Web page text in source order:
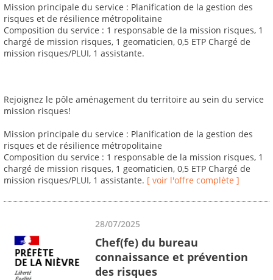
Mission principale du service : Planification de la gestion des
risques et de résilience métropolitaine
Composition du service : 1 responsable de la mission risques, 1
chargé de mission risques, 1 geomaticien, 0,5 ETP Chargé de
mission risques/PLUI, 1 assistante.
Rejoignez le pôle aménagement du territoire au sein du service
mission risques!
Mission principale du service : Planification de la gestion des
risques et de résilience métropolitaine
Composition du service : 1 responsable de la mission risques, 1
chargé de mission risques, 1 geomaticien, 0,5 ETP Chargé de
mission risques/PLUI, 1 assistante. [ voir l'offre complète ]
28/07/2025
Chef(fe) du bureau
connaissance et prévention
des risques